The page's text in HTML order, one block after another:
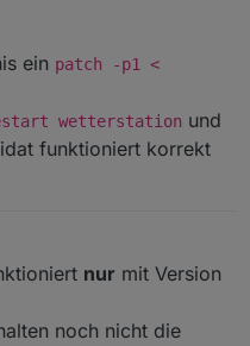
ein patch -p1 <
wetterstation und
funktioniert korrekt
nur mit Version
noch nicht die